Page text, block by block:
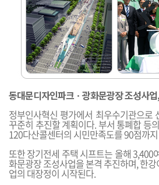
동대문디자인파크ㆍ광화문광장 조성사
정부인사혁신 평가에서 최우수기관으로
꾸준히 추진할 계획이다. 부서 통폐합 등
120다산콜센터의 시민만족도를 90점까
또한 장기전세 주택 시프트는 올해
화문광장 조성사업을 본격 추진하며, 한
업의 대장정이 시작된다.